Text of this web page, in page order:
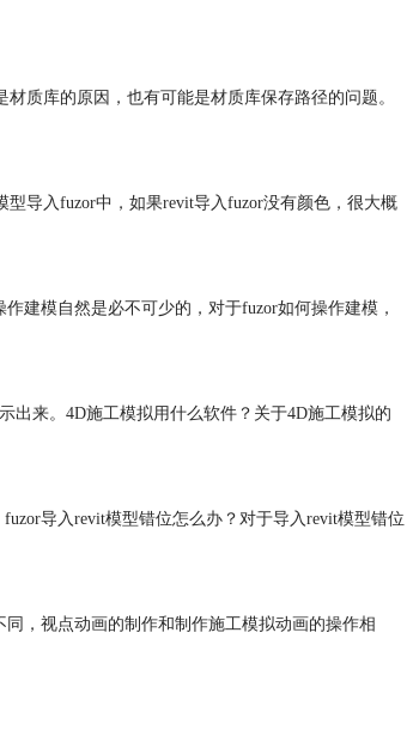
质库的原因，也有可能是材质库保存路径的问题。
导入fuzor中，如果revit导入fuzor没有颜色，很大概
建模自然是必不可少的，对于fuzor如何操作建模，
出来。4D施工模拟用什么软件？关于4D施工模拟的
导入revit模型错位怎么办？对于导入revit模型错位
，视点动画的制作和制作施工模拟动画的操作相